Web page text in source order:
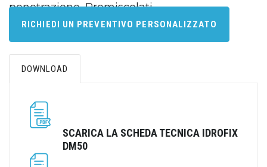
penetrazione,Premiscelati
RICHIEDI UN PREVENTIVO PERSONALIZZATO
DOWNLOAD
SCARICA LA SCHEDA TECNICA IDROFIX
DM50